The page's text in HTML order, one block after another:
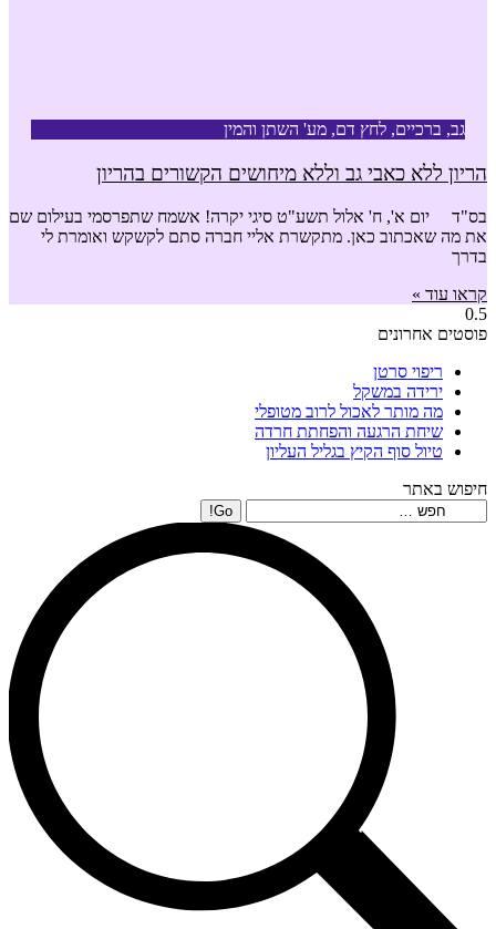
גב, ברכיים, לחץ דם, מע' השתן והמין
הריון ללא כאבי גב וללא מיחושים הקשורים בהריון
בס"ד יום א', ח' אלול תשע"ט סיגי יקרה! אשמח שתפרסמי בעילום שם
את מה שאכתוב כאן. מתקשרת אליי חברה סתם לקשקש ואומרת לי
בדרך
קראו עוד »
פוסטים אחרונים
ריפוי סרטן
ירידה במשקל
מה מותר לאכול לרוב מטופלי
שיחת הרגעה והפחתת חרדה
טיול סוף הקיץ בגליל העליון
חיפוש באתר
Search: